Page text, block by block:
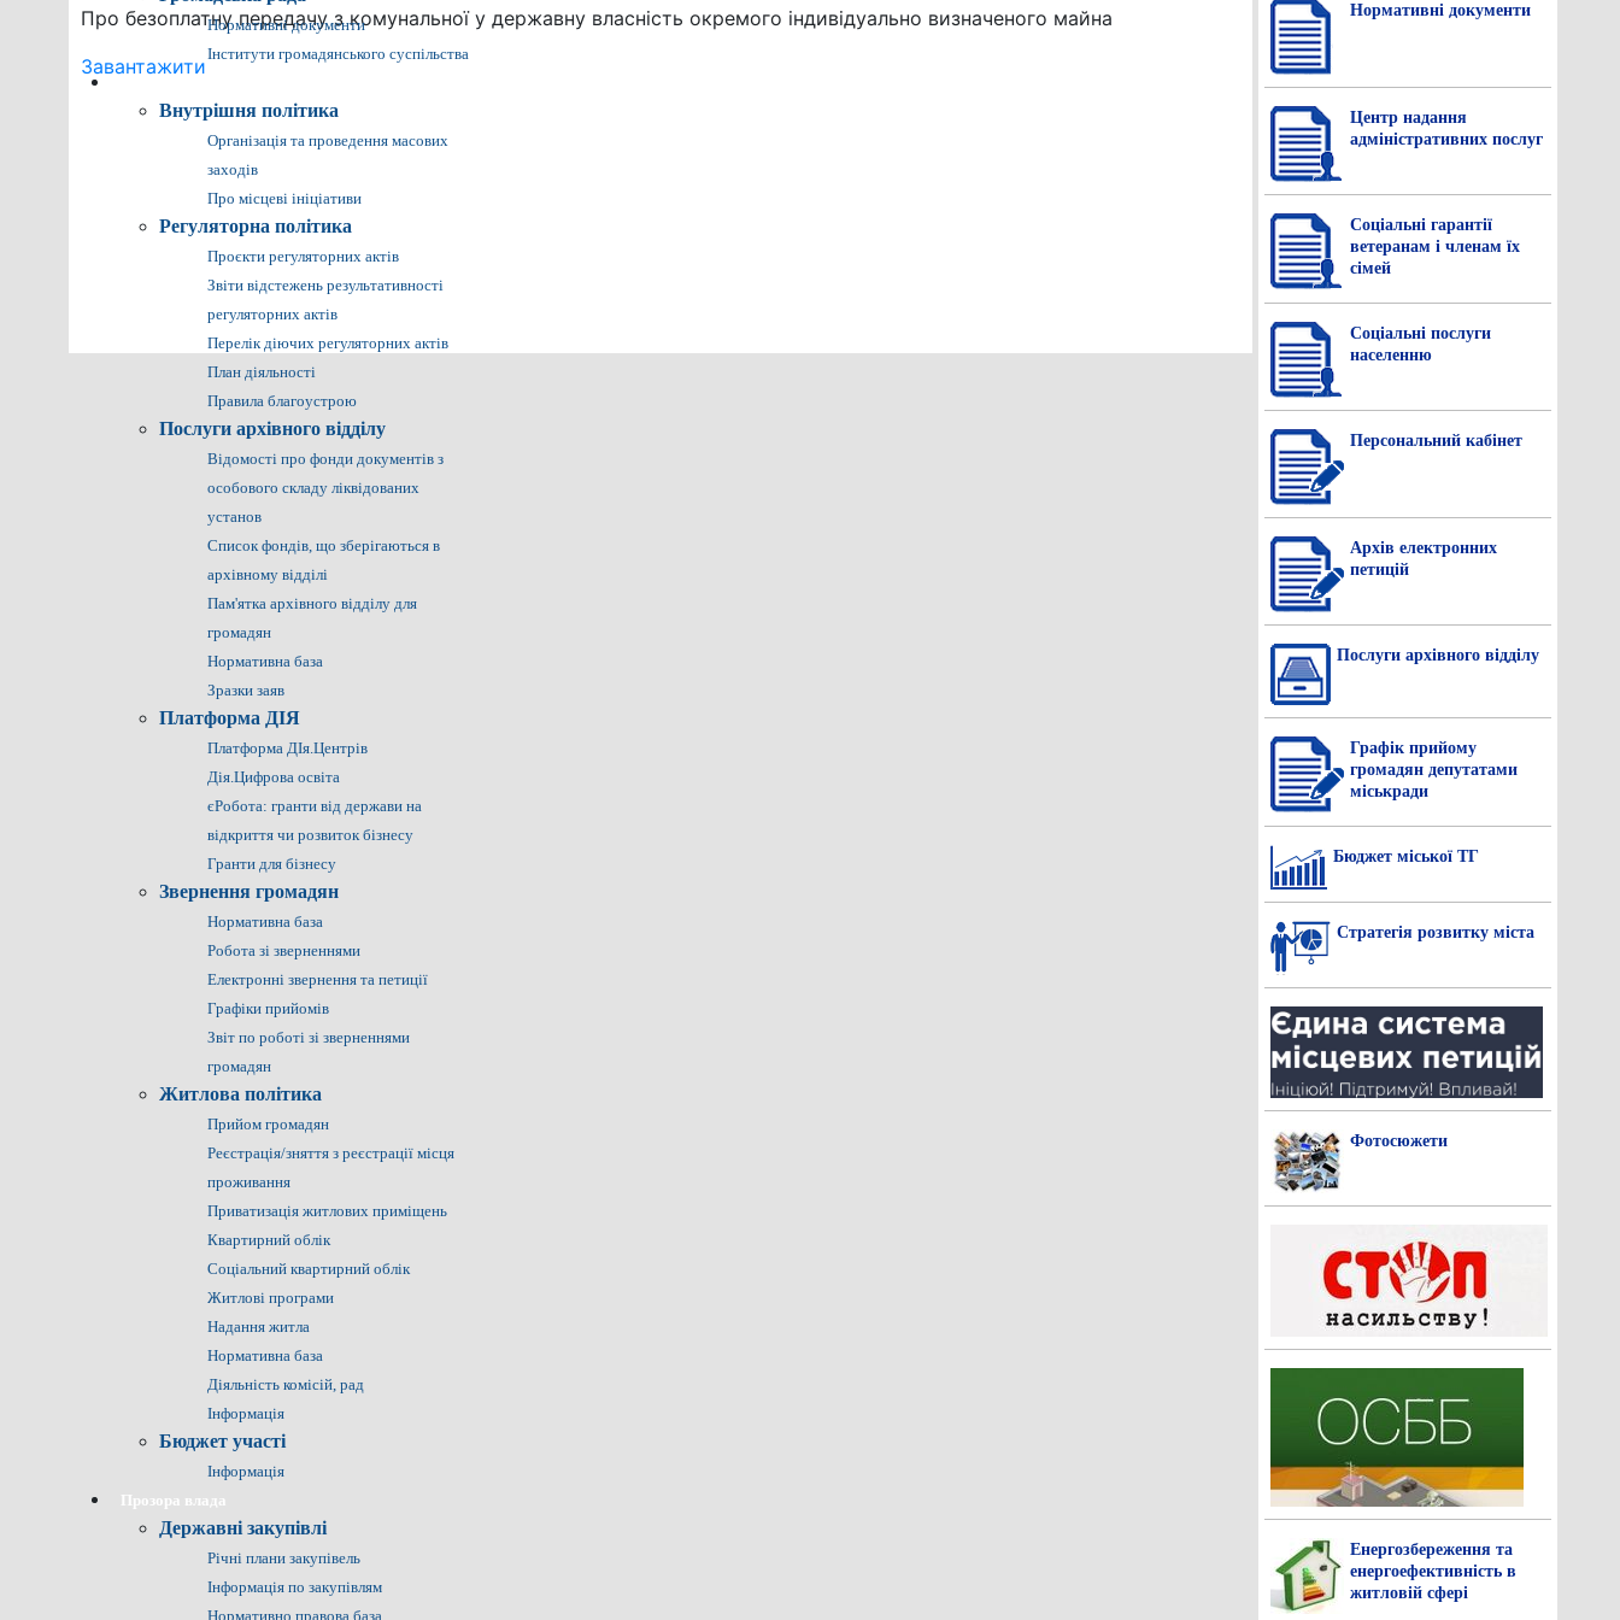
Нормативні документи
Інститути громадянського суспільства
Внутрішня політика
Організація та проведення масових
заходів
Про місцеві ініціативи
Регуляторна політика
Проєкти регуляторних актів
Звіти відстежень результативності
регуляторних актів
Перелік діючих регуляторних актів
План діяльності
Правила благоустрою
Послуги архівного відділу
Відомості про фонди документів з
особового складу ліквідованих
установ
Список фондів, що зберігаються в
архівному відділі
Пам'ятка архівного відділу для
громадян
Нормативна база
Зразки заяв
Платформа ДІЯ
Платформа ДІя.Центрів
Дія.Цифрова освіта
єРобота: гранти від держави на
відкриття чи розвиток бізнесу
Гранти для бізнесу
Звернення громадян
Нормативна база
Робота зі зверненнями
Електронні звернення та петиції
Графіки прийомів
Звіт по роботі зі зверненнями
громадян
Житлова політика
Прийом громадян
Реєстрація/зняття з реєстрації місця
проживання
Приватизація житлових приміщень
Квартирний облік
Соціальний квартирний облік
Житлові програми
Надання житла
Нормативна база
Діяльність комісій, рад
Інформація
Бюджет участі
Інформація
Прозора влада
Державні закупівлі
Річні плани закупівель
Інформація по закупівлям
Нормативно правова база
Про безоплатну передачу з комунальної у державну власність окремого індивідуально визначеного майна
Завантажити
Нормативнi документи
Центр надання
адміністративних послуг
Соціальні гарантії
ветеранам і членам їх
сімей
Соціальні послуги
населенню
Персональний кабінет
Архів електронних
петицій
Послуги архівного відділу
Графік прийому
громадян депутатами
міськради
Бюджет міської ТГ
Стратегія розвитку міста
Фотосюжети
Енергозбереження та
енергоефективність в
житловій сфері